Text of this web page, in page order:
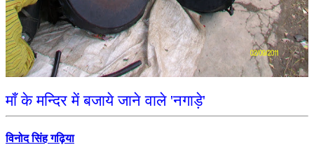
माँ के मन्दिर में बजाये जाने वाले 'नगाड़े'
विनोद सिंह गढ़िया